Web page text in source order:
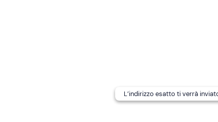
Abbigliamento consigliatoL’indirizzo esatto ti verrà